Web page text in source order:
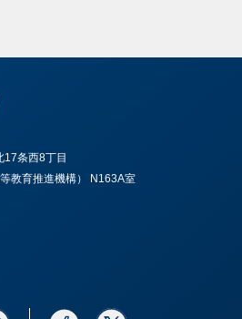
条西8丁目
教育推進機構） N163A室